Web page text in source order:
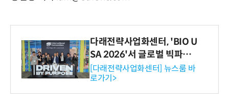
다래전략사업화센터, 'BIO U
SA 2026'서 글로벌 빅파마
와의 비즈니스 미팅 지원…K
-바이오 해외 진출 교두보 확
보
[다래전략사업화센터] 뉴스룸 바
로가기>